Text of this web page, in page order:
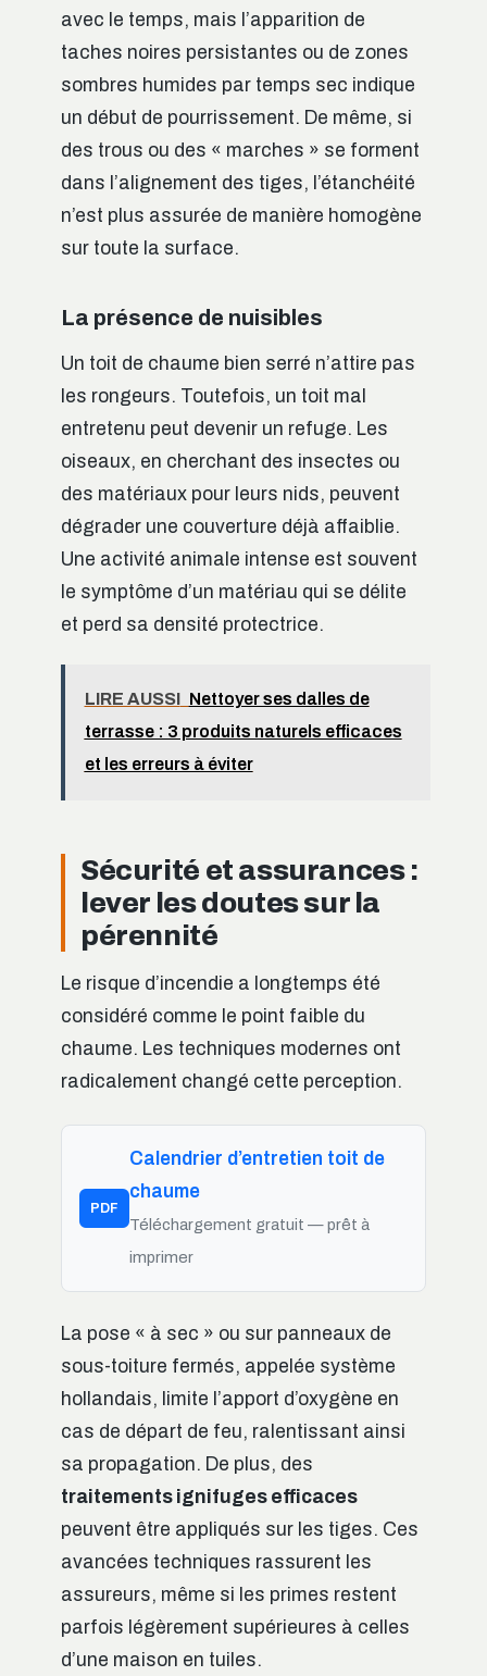
avec le temps, mais l’apparition de
taches noires persistantes ou de zones
sombres humides par temps sec indique
un début de pourrissement. De même, si
des trous ou des « marches » se forment
dans l’alignement des tiges, l’étanchéité
n’est plus assurée de manière homogène
sur toute la surface.
La présence de nuisibles
Un toit de chaume bien serré n’attire pas
les rongeurs. Toutefois, un toit mal
entretenu peut devenir un refuge. Les
oiseaux, en cherchant des insectes ou
des matériaux pour leurs nids, peuvent
dégrader une couverture déjà affaiblie.
Une activité animale intense est souvent
le symptôme d’un matériau qui se délite
et perd sa densité protectrice.
LIRE AUSSI Nettoyer ses dalles de
terrasse : 3 produits naturels efficaces
et les erreurs à éviter
Sécurité et assurances :
lever les doutes sur la
pérennité
Le risque d’incendie a longtemps été
considéré comme le point faible du
chaume. Les techniques modernes ont
radicalement changé cette perception.
PDF
Calendrier d’entretien toit de
chaume
Téléchargement gratuit — prêt à
imprimer
La pose « à sec » ou sur panneaux de
sous-toiture fermés, appelée système
hollandais, limite l’apport d’oxygène en
cas de départ de feu, ralentissant ainsi
sa propagation. De plus, des
traitements ignifuges efficaces
peuvent être appliqués sur les tiges. Ces
avancées techniques rassurent les
assureurs, même si les primes restent
parfois légèrement supérieures à celles
d’une maison en tuiles.